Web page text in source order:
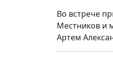
Во встрече
Местников и
Артем